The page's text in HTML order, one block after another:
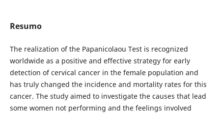
Resumo
The realization of the Papanicolaou Test is recognized
worldwide as a positive and effective strategy for early
detection of cervical cancer in the female population and
has truly changed the incidence and mortality rates for this
cancer. The study aimed to investigate the causes that lead
some women not performing and the feelings involved